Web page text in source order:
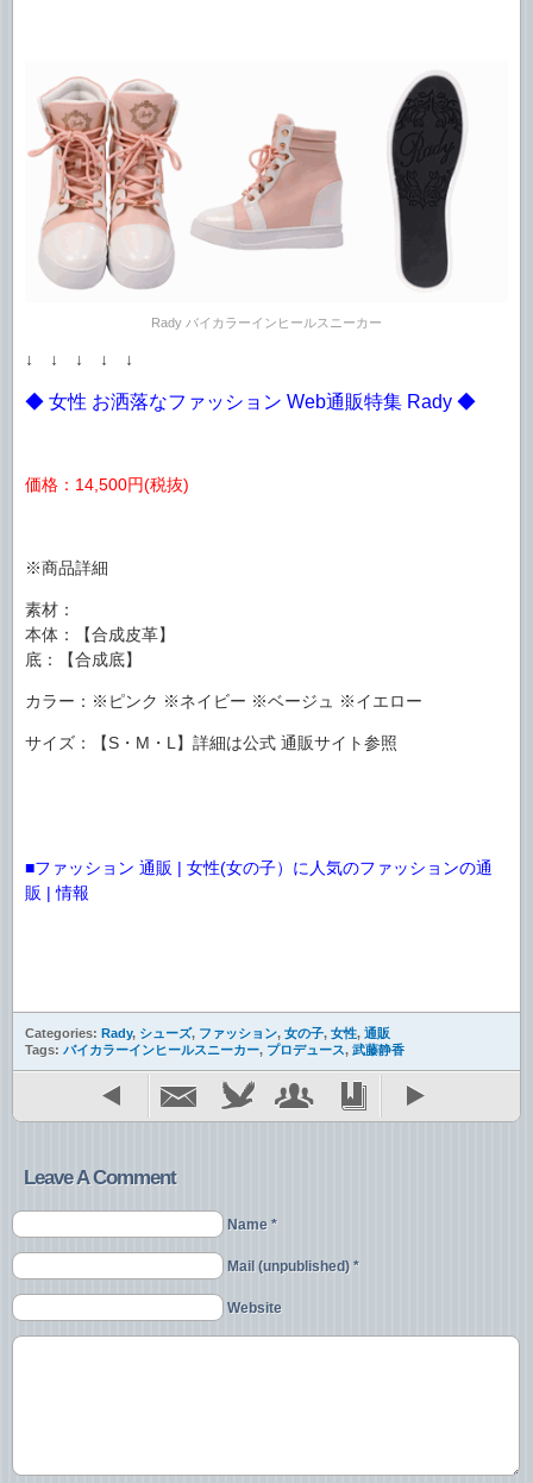
Rady バイカラーインヒールスニーカー
↓ ↓ ↓ ↓ ↓
◆ 女性 お洒落なファッション Web通販特集 Rady ◆
価格：14,500円(税抜)
※商品詳細
素材：
本体：【合成皮革】
底：【合成底】
カラー：※ピンク ※ネイビー ※ベージュ ※イエロー
サイズ：【S・M・L】詳細は公式 通販サイト参照
■ファッション 通販 | 女性(女の子）に人気のファッションの通
販 | 情報
Categories: Rady, シューズ, ファッション, 女の子, 女性, 通販
Tags: バイカラーインヒールスニーカー, プロデュース, 武藤静香
Leave A Comment
Name *
Mail (unpublished) *
Website